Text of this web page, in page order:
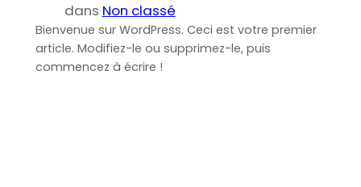
dans Non classé
Bienvenue sur WordPress. Ceci est votre premier
article. Modifiez-le ou supprimez-le, puis
commencez à écrire !